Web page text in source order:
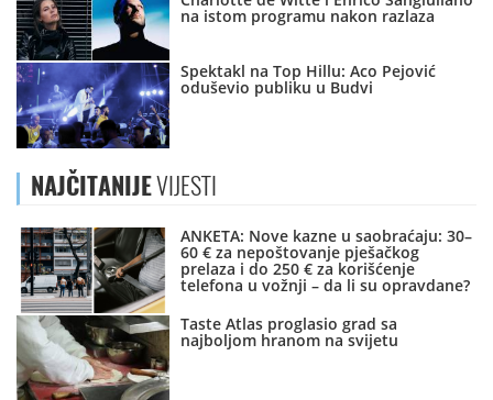
na istom programu nakon razlaza
Spektakl na Top Hillu: Aco Pejović
oduševio publiku u Budvi
NAJČITANIJEVIJESTI
ANKETA: Nove kazne u saobraćaju: 30–
60 € za nepoštovanje pješačkog
prelaza i do 250 € za korišćenje
telefona u vožnji – da li su opravdane?
Taste Atlas proglasio grad sa
najboljom hranom na svijetu